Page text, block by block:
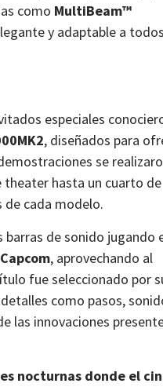
como MultiBeam™
y adaptable a
especiales
, diseñados para
se
hasta un cuarto de
cada modelo.
barras de sonido jugando
, aprovechando al
fue seleccionado por
como pasos,
las innovaciones
nocturnas donde el